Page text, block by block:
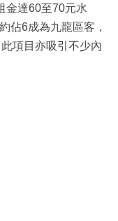
金達60至70元水
佔6成為九龍區客，
項目亦吸引不少內